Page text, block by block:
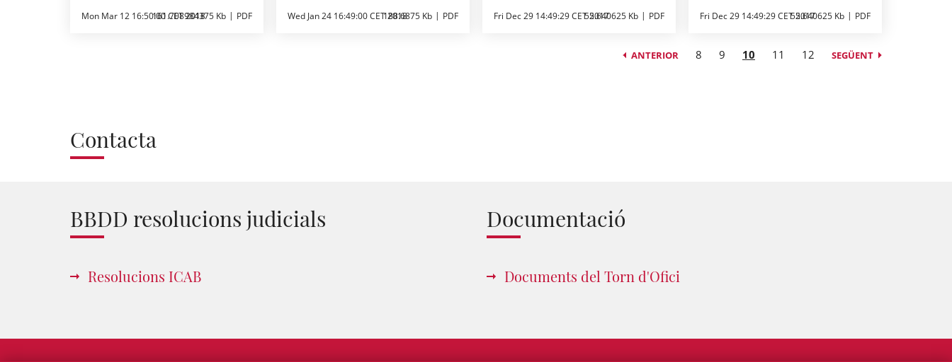
Mon Mar 12 16:50:00 CET 2018
161.708984375 Kb PDF Wed Jan 24 16:49:00 CET 2018188.6875 Kb PDF Fri Dec 29 14:49:29 CET 201755.640625 Kb PDF Fri Dec 29 14:49:29 CET 201755.640625 Kb PDF
ANTERIOR 8 9 10 11 12 SEGÜENT
Contacta
BBDD resolucions judicials
Resolucions ICAB
Documentació
Documents del Torn d'Ofici